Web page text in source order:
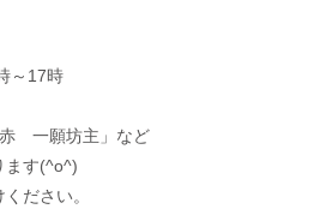
～17時
一願坊主」など
す(^o^)
ださい。